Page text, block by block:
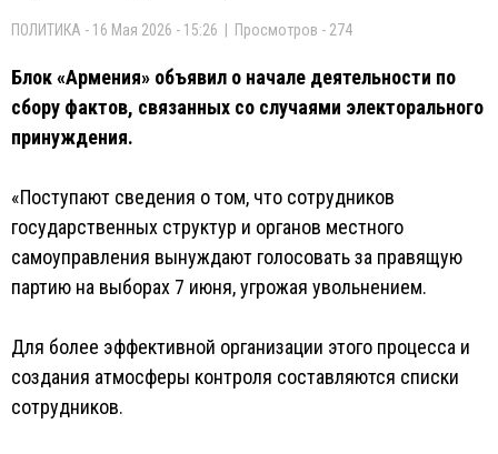
ПОЛИТИКА - 16 Мая 2026 - 15:26 | Просмотров - 274
Блок «Армения» объявил о начале деятельности по
сбору фактов, связанных со случаями электорального
принуждения.
«Поступают сведения о том, что сотрудников
государственных структур и органов местного
самоуправления вынуждают голосовать за правящую
партию на выборах 7 июня, угрожая увольнением.
Для более эффективной организации этого процесса и
создания атмосферы контроля составляются списки
сотрудников.